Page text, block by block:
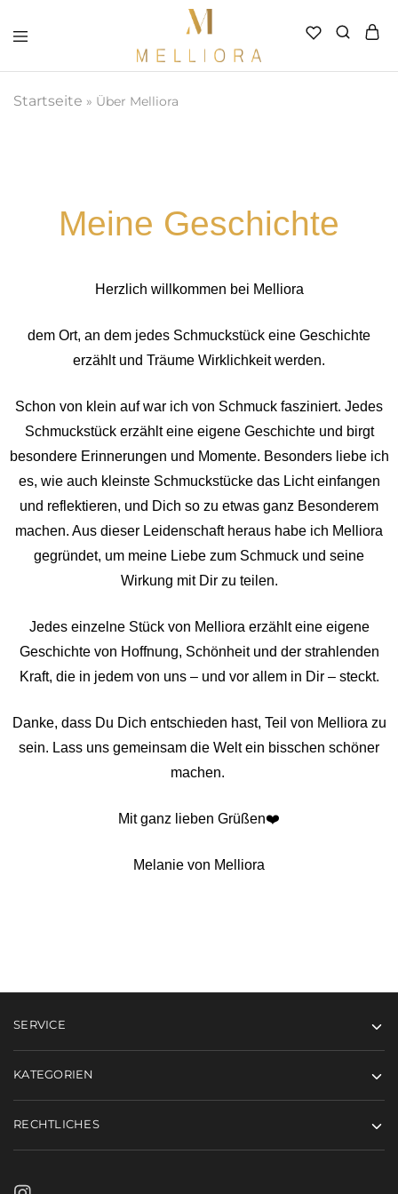
Melliora
Handverlesener
Schmuck
Startseite » Über Melliora
Meine Geschichte
Herzlich willkommen bei Melliora
dem Ort, an dem jedes Schmuckstück eine Geschichte
erzählt und Träume Wirklichkeit werden.
Schon von klein auf war ich von Schmuck fasziniert. Jedes
Schmuckstück erzählt eine eigene Geschichte und birgt
besondere Erinnerungen und Momente. Besonders liebe ich
es, wie auch kleinste Schmuckstücke das Licht einfangen
und reflektieren, und Dich so zu etwas ganz Besonderem
machen. Aus dieser Leidenschaft heraus habe ich Melliora
gegründet, um meine Liebe zum Schmuck und seine
Wirkung mit Dir zu teilen.
Jedes einzelne Stück von Melliora erzählt eine eigene
Geschichte von Hoffnung, Schönheit und der strahlenden
Kraft, die in jedem von uns – und vor allem in Dir – steckt.
Danke, dass Du Dich entschieden hast, Teil von Melliora zu
sein. Lass uns gemeinsam die Welt ein bisschen schöner
machen.
Mit ganz lieben Grüßen❤️
Melanie von Melliora
SERVICE
KATEGORIEN
RECHTLICHES